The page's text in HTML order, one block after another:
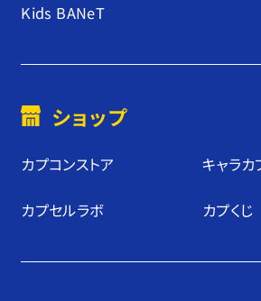
Kids BANeT
ショップ
カプコンストア キャラカ
カプセルラボ カプくじ